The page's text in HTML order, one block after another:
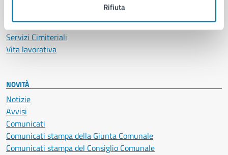
Rifiuta
Salute, benessere e assistenza
Servizi Cimiteriali
Vita lavorativa
NOVITÀ
Notizie
Avvisi
Comunicati
Comunicati stampa della Giunta Comunale
Comunicati stampa del Consiglio Comunale